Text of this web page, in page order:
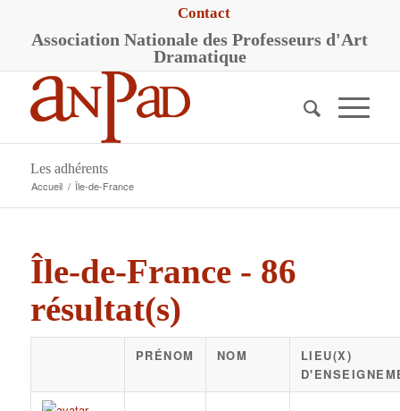
Contact
AssociationNationale desProfesseurs d'Art
Dramatique
Les adhérents
Accueil / Île-de-France
Île-de-France - 86
résultat(s)
PRÉNOM NOM
LIEU(X)